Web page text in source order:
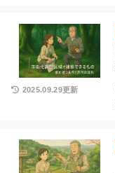
2025.09.29更新